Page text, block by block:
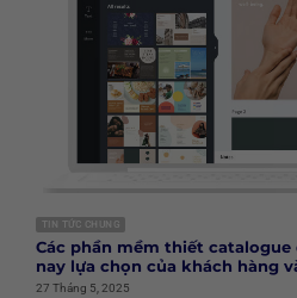
TIN TỨC CHUNG
Các phần mềm thiết
nay lựa chọn của khách hàng
27 Tháng 5, 2025